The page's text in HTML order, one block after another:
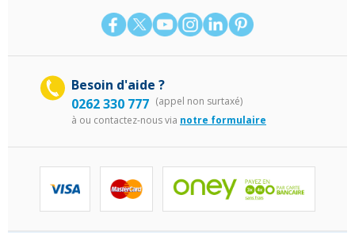
Besoin d'aide ?
0262 330 777 (appel non surtaxé)
à ou contactez-nous via notre formulaire